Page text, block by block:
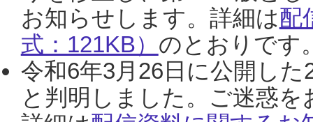
お知らせします。詳細は配
式：121KB） のとおりです
令和6年3月26日に公開し
と判明しました。ご迷惑